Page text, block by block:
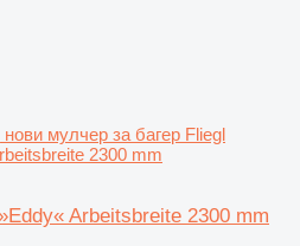
нови мулчер за багер Fliegl
2300 mm
Arbeitsbreite 2300 mm